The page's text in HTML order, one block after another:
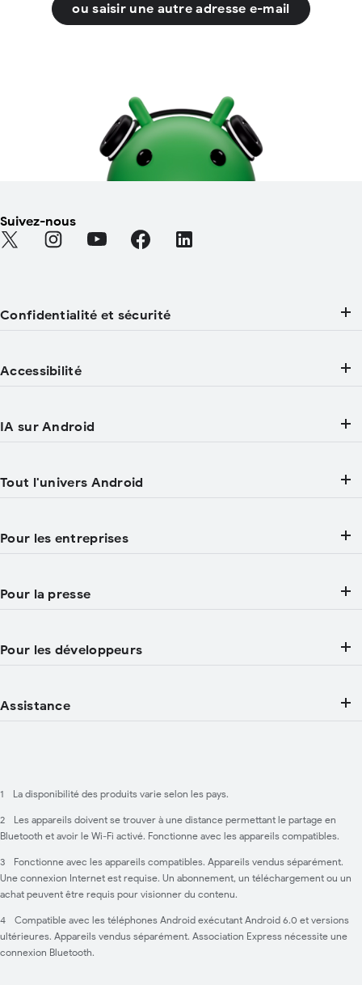
ou saisir une autre adresse e-mail
Suivez-nous
Find Android on Twitter (S'ouvre dans un nouvel onglet)
Find Android on Instagram (S'ouvre dans un nouvel
Find Android on YouTube (S'ouvre dans un
Find Android on Facebook (S'ouvre
Find Android on LinkedIn
Confidentialité et sécurité
Accessibilité
IA sur Android
Tout l'univers Android
Pour les entreprises
Pour la presse
Pour les développeurs
Assistance
1 La disponibilité des produits varie selon les pays.
2
Les appareils doivent se trouver à une distance permettant le partage en
Bluetooth et avoir le Wi-Fi activé. Fonctionne avec les appareils compatibles.
3
Fonctionne avec les appareils compatibles. ​Appareils vendus séparément.
Une connexion Internet est requise. Un abonnement, un téléchargement ou un
achat peuvent être requis pour visionner du contenu.
4
Compatible avec les téléphones Android exécutant Android 6.0 et versions
ultérieures. Appareils vendus séparément. Association Express nécessite une
connexion Bluetooth.